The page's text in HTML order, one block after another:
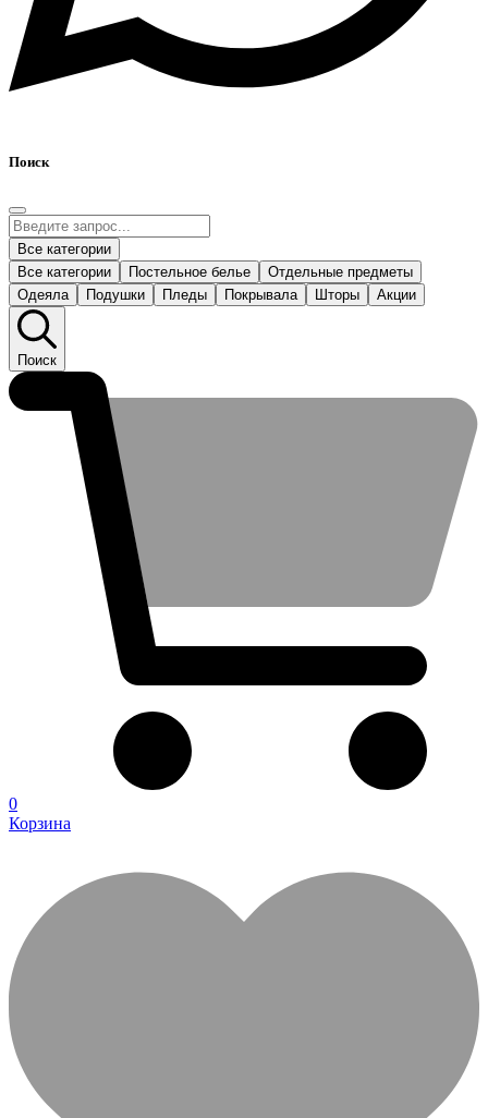
Поиск
Все категории
Все категории
Постельное белье
Отдельные предметы
Одеяла
Подушки Пледы Покрывала Шторы Акции
Поиск
0
Корзина